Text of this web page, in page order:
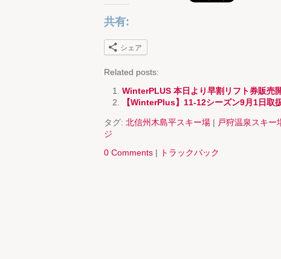
共有:
シェア
Related posts:
WinterPLUS 本日より早割リフト券販売
【WinterPlus】11-12シーズン9月1日取
タグ: 北信州木島平スキー場 | 戸狩温泉スキー
ジ
0 Comments | トラックバック